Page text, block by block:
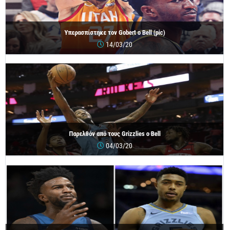
Υπερασπίστηκε τον Gobert ο Bell (pic)
14/03/20
Παρελθόν από τους Grizzlies ο Bell
04/03/20